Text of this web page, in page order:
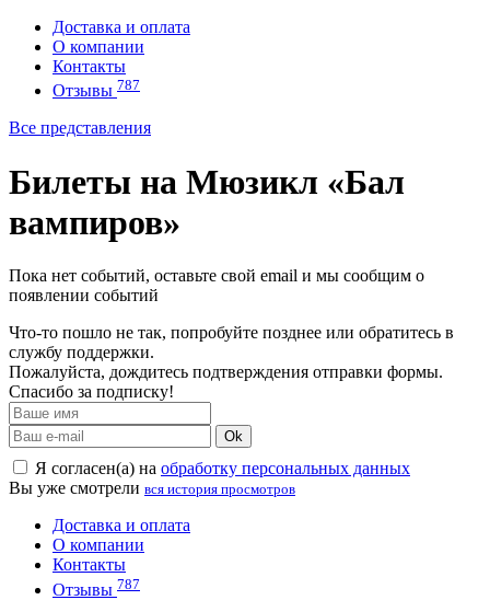
Доставка и оплата
О компании
Контакты
Отзывы 787
Все представления
Билеты на Мюзикл «Бал
вампиров»
Пока нет событий, оставьте свой email и мы сообщим о
появлении событий
Что-то пошло не так, попробуйте позднее или обратитесь в
службу поддержки.
Пожалуйста, дождитесь подтверждения отправки формы.
Спасибо за подписку!
Ok
Я согласен(а) на обработку персональных данных
Вы уже смотрели вся история просмотров
Доставка и оплата
О компании
Контакты
Отзывы 787